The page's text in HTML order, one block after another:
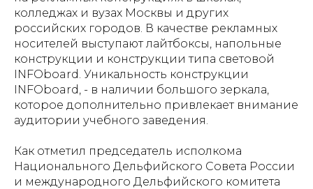
колледжах и вузах Москвы и других
российских городов. В качестве рекламных
носителей выступают лайтбоксы, напольные
конструкции и конструкции типа световой
INFOboard. Уникальность конструкции
INFOboard, - в наличии большого зеркала,
которое дополнительно привлекает внимание
аудитории учебного заведения.
Как отметил председатель исполкома
Национального Дельфийского Совета России
и международного Дельфийского комитета